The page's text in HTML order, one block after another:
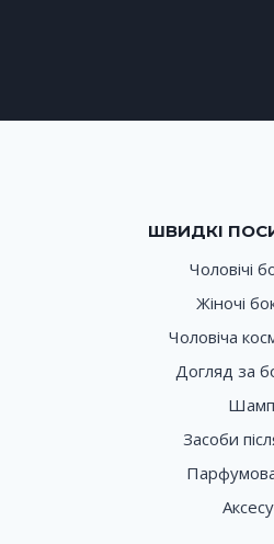
ШВИДКІ
Чоловічі
Жіночі
Чоловіча
Догляд за
Засоби